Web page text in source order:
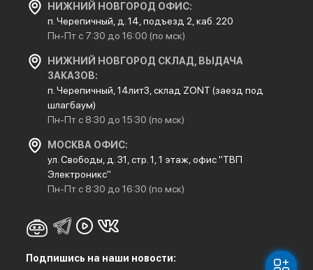
НИЖНИЙ НОВГОРОД ОФИС:
п. Черепичный, д. 14, подъезд 2, каб. 220
Пн-Пт с 7:30 до 16:00 (по мск)
НИЖНИЙ НОВГОРОД СКЛАД, ВЫДАЧА
ЗАКАЗОВ:
п. Черепичный, 14лит3, склад ZONT (заезд под
шлагбаум)
Пн-Пт с 8:30 до 15:30 (по мск)
МОСКВА ОФИС:
ул. Свободы, д. 31, стр. 1, 1 этаж, офис "ТВП
Электроникс"
Пн-Пт с 8:30 до 16:30 (по мск)
Подпишись на наши новости: